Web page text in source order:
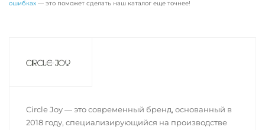
ошибках — это поможет сделать наш каталог еще точнее!
Circle Joy — это современный бренд, основанный в
2018 году, специализирующийся на производстве